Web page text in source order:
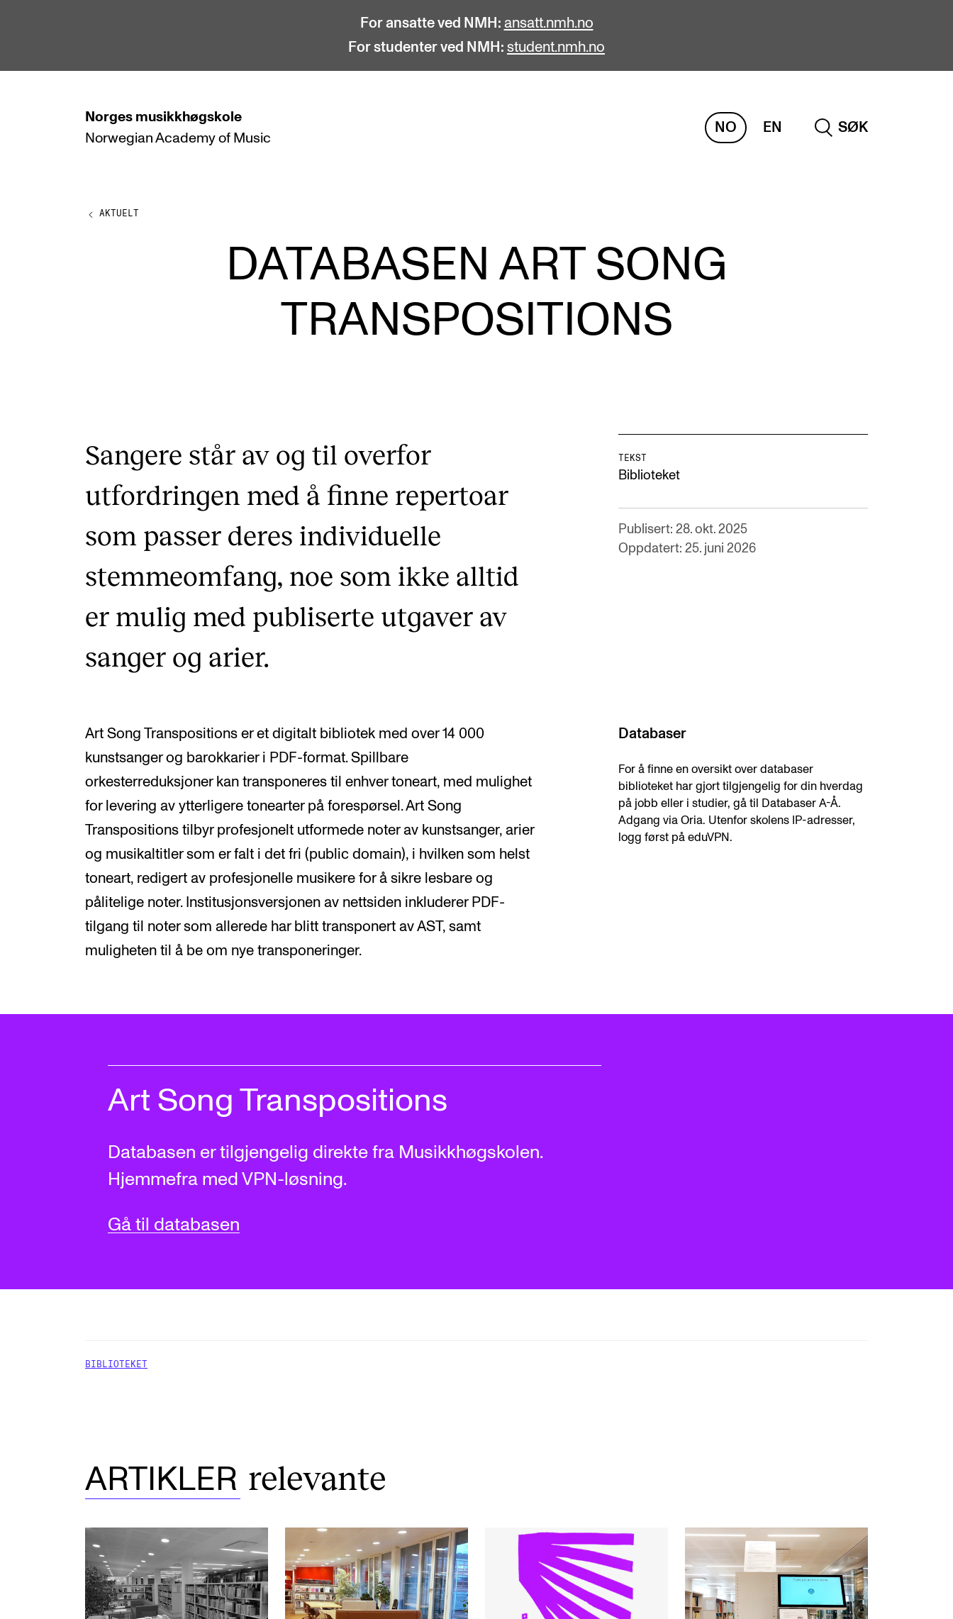
For ansatte ved NMH: ansatt.nmh.no
For studenter ved NMH: student.nmh.no
Norges musikkhøgskole
Norwegian Academy of Music
NO EN
SØK
STUDIER
Bachelor
Salane våre Prosjekter
Utveksling
Internasjonal strategi
Nettverk
IN.TUNE
Arrangementer og konserter
Nyheter og historier
Om Norges musikkhøgskole
For ansatte og studenter
AKTUELT
DATABASEN ART SONG
TRANSPOSITIONS
Sangere står av og til overfor
utfordringen med å finne repertoar
som passer deres individuelle
stemmeomfang, noe som ikke alltid
er mulig med publiserte utgaver av
sanger og arier.
TEKST
Biblioteket
Publisert: 28. okt. 2025
Oppdatert: 25. juni 2026
Art Song Transpositions er et digitalt bibliotek med over 14 000
kunstsanger og barokkarier i PDF-format. Spillbare
orkesterreduksjoner kan transponeres til enhver toneart, med mulighet
for levering av ytterligere tonearter på forespørsel. Art Song
Transpositions tilbyr profesjonelt utformede noter av kunstsanger, arier
og musikaltitler som er falt i det fri (public domain), i hvilken som helst
toneart, redigert av profesjonelle musikere for å sikre lesbare og
pålitelige noter. Institusjonsversjonen av nettsiden inkluderer PDF-
tilgang til noter som allerede har blitt transponert av AST, samt
muligheten til å be om nye transponeringer.
Databaser
For å finne en oversikt over databaser
biblioteket har gjort tilgjengelig for din hverdag
på jobb eller i studier, gå til Databaser A-Å.
Adgang via Oria. Utenfor skolens IP-adresser,
logg først på eduVPN.
Art Song Transpositions
Databasen er tilgjengelig direkte fra Musikkhøgskolen.
Hjemmefra med VPN-løsning.
Gå til databasen
BIBLIOTEKET
ARTIKLER relevante